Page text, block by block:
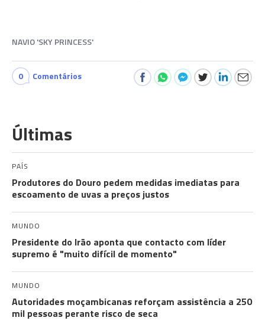
NAVIO 'SKY PRINCESS'
0 Comentários
Últimas
PAÍS
Produtores do Douro pedem medidas imediatas para
escoamento de uvas a preços justos
MUNDO
Presidente do Irão aponta que contacto com líder
supremo é "muito difícil de momento"
MUNDO
Autoridades moçambicanas reforçam assistência a 250
mil pessoas perante risco de seca